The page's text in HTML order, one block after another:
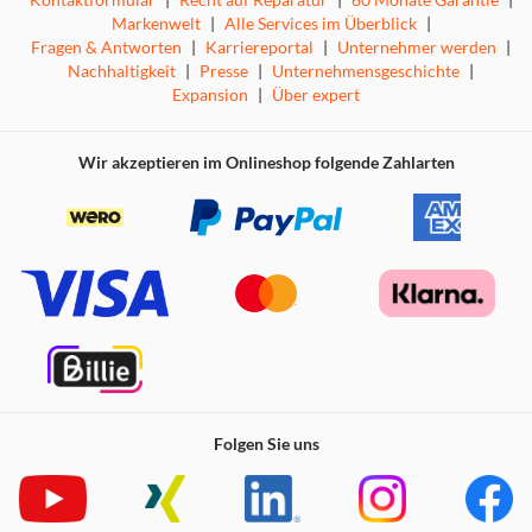
Markenwelt | Alle Services im Überblick |
Fragen & Antworten | Karriereportal | Unternehmer werden |
Nachhaltigkeit | Presse | Unternehmensgeschichte |
Expansion | Über expert
Wir akzeptieren im Onlineshop folgende Zahlarten
Folgen Sie uns